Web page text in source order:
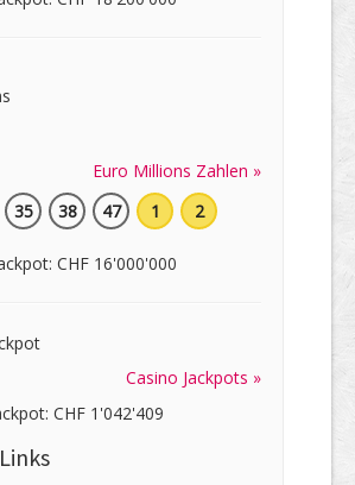
Euro Millions Zahlen »
35 38 47 1 2
CHF 16'000'000
Casino Jackpots »
CHF 1'042'409